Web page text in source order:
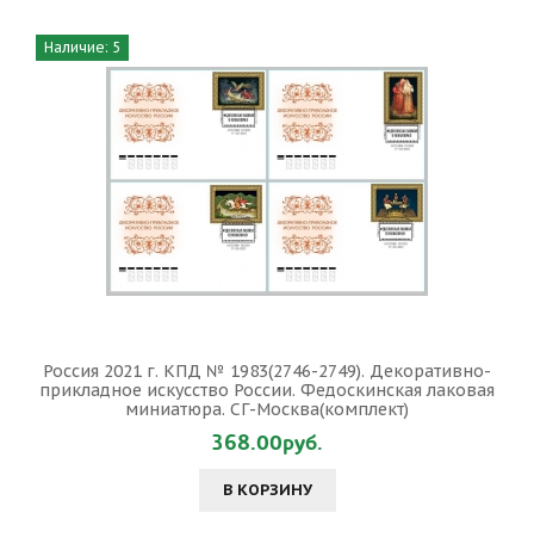
Наличие: 5
Россия 2021 г. КПД № 1983(2746-2749). Декоративно-
прикладное искусство России. Федоскинская лаковая
миниатюра. СГ-Москва(комплект)
368.00руб.
В КОРЗИНУ